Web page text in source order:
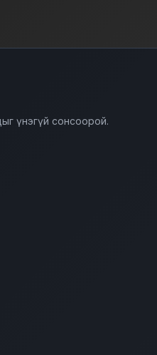
үнэгүй сонсоорой.